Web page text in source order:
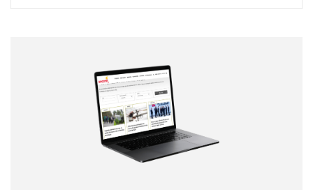
Correo electrónico
Tipo de comentario